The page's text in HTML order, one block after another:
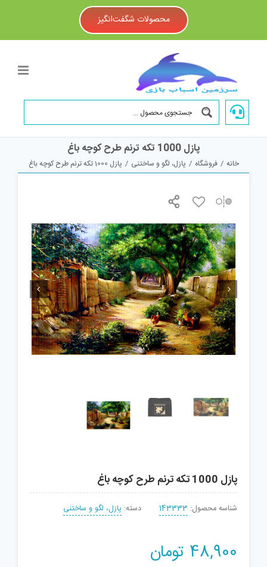
محصولات شگفت‌انگیز
پازل 1000 تکه ترنم طرح کوچه باغ
خانه / فروشگاه / پازل، لگو و ساختنی / پازل 1000 تکه ترنم طرح کوچه باغ
 
پازل 1000 تکه ترنم طرح کوچه باغ
شناسه محصول: 143333 دسته: پازل، لگو و ساختنی
48,900 تومان